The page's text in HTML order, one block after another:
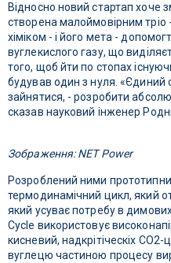
Відносно новий стартап хоче
створена малоймовірним тріо
хіміком - і його мета -
вуглекислого газу, що
того, щоб йти по стопах
будував один з нуля. «Єдиний
зайнятися, - розробити
сказав науковий інженер
Зображення: NET Power
Розроблений ними
термодинамічний цикл, який
який усуває потребу в
Cycle використовує
кисневий, надкрітіческіх
вуглецю частиною процесу